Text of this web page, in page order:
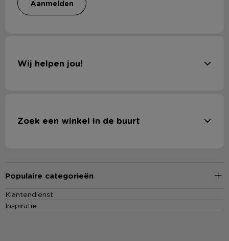
aanmelden
Wij helpen jou!
Zoek een winkel in de buurt
Populaire categorieën
Klantendienst
Inspiratie